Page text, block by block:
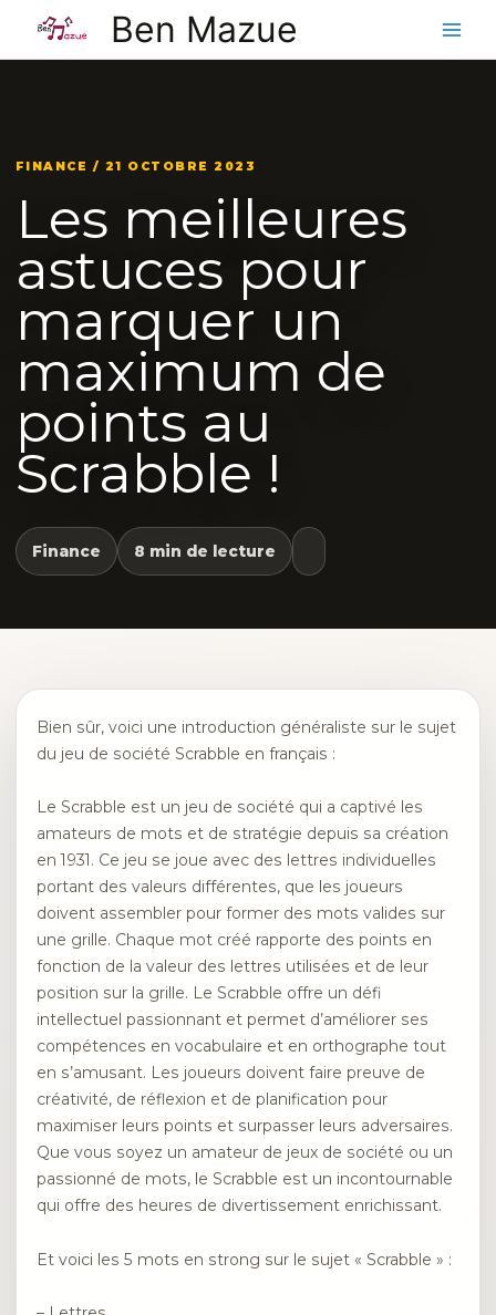
contenu
Ben Mazue
FINANCE / 21 OCTOBRE 2023
Les meilleures
astuces pour
marquer un
maximum de
points au
Scrabble !
Finance 8 min de lecture
Bien sûr, voici une introduction généraliste sur le sujet
du jeu de société Scrabble en français :
Le Scrabble est un jeu de société qui a captivé les
amateurs de mots et de stratégie depuis sa création
en 1931. Ce jeu se joue avec des lettres individuelles
portant des valeurs différentes, que les joueurs
doivent assembler pour former des mots valides sur
une grille. Chaque mot créé rapporte des points en
fonction de la valeur des lettres utilisées et de leur
position sur la grille. Le Scrabble offre un défi
intellectuel passionnant et permet d’améliorer ses
compétences en vocabulaire et en orthographe tout
en s’amusant. Les joueurs doivent faire preuve de
créativité, de réflexion et de planification pour
maximiser leurs points et surpasser leurs adversaires.
Que vous soyez un amateur de jeux de société ou un
passionné de mots, le Scrabble est un incontournable
qui offre des heures de divertissement enrichissant.
Et voici les 5 mots en strong sur le sujet « Scrabble » :